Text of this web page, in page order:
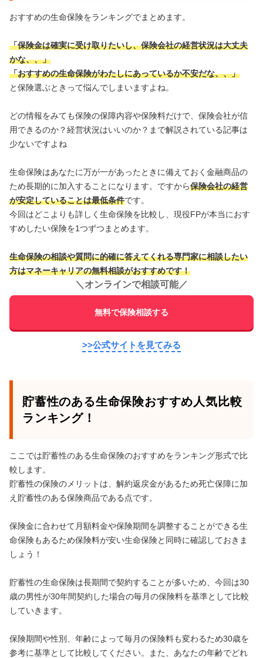
おすすめの生命保険をランキングでまとめます。
「保険金は確実に受け取りたいし、保険会社の経営状況は大丈夫
かな、、」
「おすすめの生命保険がわたしにあっているか不安だな、、」
と保険選ぶときって悩んでしまいますよね。
どの情報をみても保険の保障内容や保険料だけで、保険会社が信
用できるのか？経営状況はいいのか？まで解説されている記事は
少ないですよね
生命保険はあなたに万が一があったときに備えておく金融商品の
ため長期的に加入することになります。ですから保険会社の経営
が安定していることは最低条件です。
今回はどこよりも詳しく生命保険を比較し、現役FPが本当におす
すめしたい保険を1つずつまとめます。
生命保険の相談や質問に的確に答えてくれる専門家に相談したい
方はマネーキャリアの無料相談がおすすめです！
＼ オンラインで相談可能／
無料で保険相談する
>>公式サイトを見てみる
貯蓄性のある生命保険おすすめ人気比較
ランキング！
ここでは貯蓄性のある生命保険のおすすめをランキング形式で比
較します。
貯蓄性の保険のメリットは、解約返戻金があるため死亡保障に加
え貯蓄性のある保険商品である点です。
保険金に合わせて月額料金や保険期間を調整することができる生
命保険もあるため保険料が安い生命保険と同時に確認しておきま
しょう！
貯蓄性の生命保険は長期間で契約することが多いため、今回は30
歳の男性が30年間契約した場合の毎月の保険料を基準として比較
していきます。
保険期間や性別、年齢によって毎月の保険料も変わるため30歳を
参考に基準として比較してください。また、あなたの年齢でどれ